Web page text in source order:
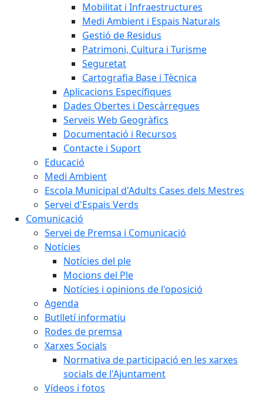
Mobilitat i Infraestructures
Medi Ambient i Espais Naturals
Gestió de Residus
Patrimoni, Cultura i Turisme
Seguretat
Cartografia Base i Tècnica
Aplicacions Específiques
Dades Obertes i Descàrregues
Serveis Web Geogràfics
Documentació i Recursos
Contacte i Suport
Educació
Medi Ambient
Escola Municipal d'Adults Cases dels Mestres
Servei d'Espais Verds
Comunicació
Servei de Premsa i Comunicació
Notícies
Notícies del ple
Mocions del Ple
Notícies i opinions de l'oposició
Agenda
Butlletí informatiu
Rodes de premsa
Xarxes Socials
Normativa de participació en les xarxes
socials de l'Ajuntament
Vídeos i fotos